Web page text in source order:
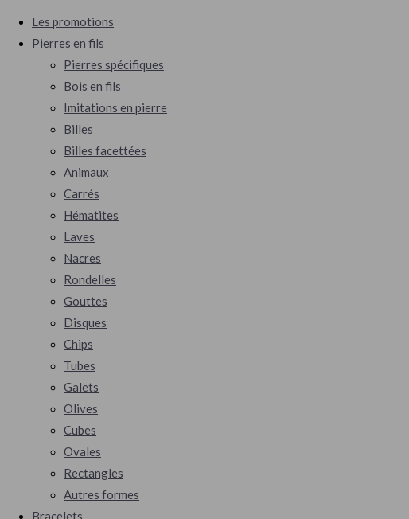
Les promotions
Pierres en fils
Pierres spécifiques
Bois en fils
Imitations en pierre
Billes
Billes facettées
Animaux
Carrés
Hématites
Laves
Nacres
Rondelles
Gouttes
Disques
Chips
Tubes
Galets
Olives
Cubes
Ovales
Rectangles
Autres formes
Bracelets